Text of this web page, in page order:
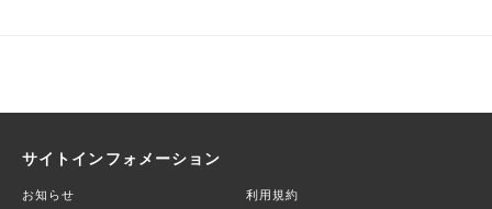
サイトインフォメーション
お知らせ 利用規約